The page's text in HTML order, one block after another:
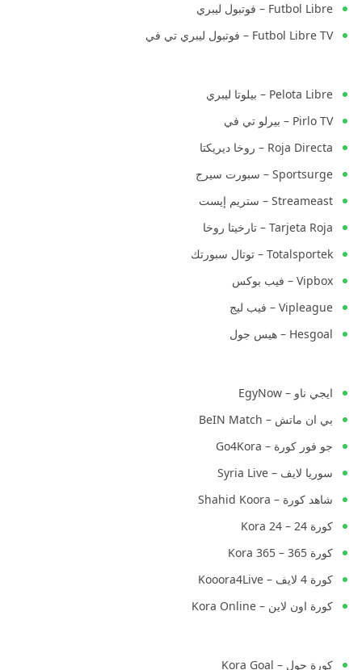
Futbol Libre – فوتبول ليبري
Futbol Libre TV – فوتبول ليبري تي في
Pelota Libre – بيلوتا ليبري
Pirlo TV – بيرلو تي في
Roja Directa – روخا ديريكتا
Sportsurge – سبورت سيرج
Streameast – ستريم إيست
Tarjeta Roja – تارخيتا روخا
Totalsportek – توتال سبورتك
Vipbox – فيب بوكس
Vipleague – فيب ليج
Hesgoal – هيس جول
ايجي ناو – EgyNow
بي ان ماتش – BeIN Match
جو فور كورة – Go4Kora
سوريا لايف – Syria Live
شاهد كورة – Shahid Koora
كورة 24 – Kora 24
كورة 365 – Kora 365
كورة 4 لايف – Kooora4Live
كورة اون لاين – Kora Online
كورة جول – Kora Goal